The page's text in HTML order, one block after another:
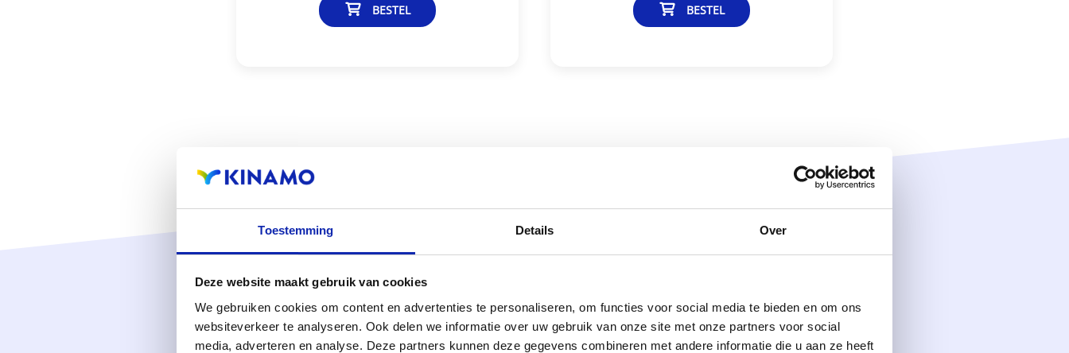
Toestemming Details Over
Deze website maakt gebruik van cookies
We gebruiken cookies om content en advertenties te personaliseren, om functies voor social media te bieden en om ons
websiteverkeer te analyseren. Ook delen we informatie over uw gebruik van onze site met onze partners voor social
media, adverteren en analyse. Deze partners kunnen deze gegevens combineren met andere informatie die u aan ze heeft
BESTEL BESTEL